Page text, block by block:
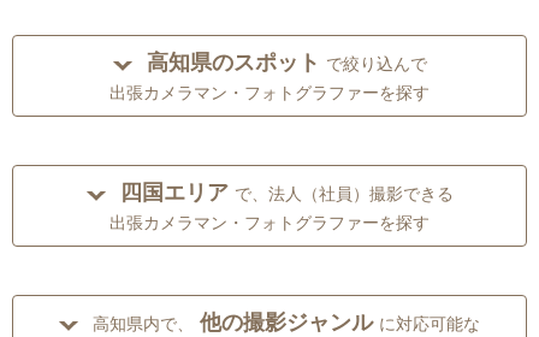
高知県のスポット で絞り込んで
出張カメラマン・フォトグラファーを探す
四国エリア で、法人（社員）撮影できる
出張カメラマン・フォトグラファーを探す
高知県内で、 他の撮影ジャンル に対応可能な